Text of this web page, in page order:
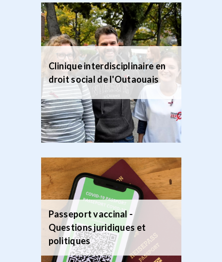
Clinique interdisciplinaire en
droit social de l'Outaouais
Passeport vaccinal -
Questions juridiques et
politiques